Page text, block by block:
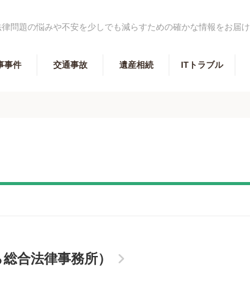
律問題の悩みや不安を少しでも減らすための確かな情報をお届け
事件 交通事故 遺産相続 ITトラブル
合法律事務所）